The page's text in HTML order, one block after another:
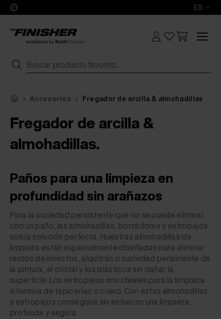
ES
Accesorios Fregador de arcilla & almohadillas
Fregador de arcilla &
almohadillas.
Paños para una limpieza en
profundidad sin arañazos
Para la suciedad persistente que no se puede eliminar
con un paño, las almohadillas, borradores y estropajos
son la solución perfecta. Nuestras almohadillas de
limpieza están especialmente diseñadas para eliminar
restos de insectos, alquitrán o suciedad persistente de
la pintura, el cristal y los plásticos sin dañar la
superficie. Los estropajos son ideales para la limpieza
intensiva de tapicerías o cuero. Con estas almohadillas
y estropajos conseguirá sin esfuerzo una limpieza
profunda y segura.